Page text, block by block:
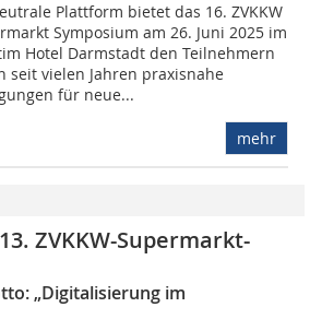
Plattform bietet das 16. ZVKKW
Symposium am 26. Juni 2025 im
Hotel Darmstadt den Teilnehmern
seit vielen Jahren praxisnahe
für neue...
mehr
ZVKKW-Supermarkt-
„Digitalisierung im